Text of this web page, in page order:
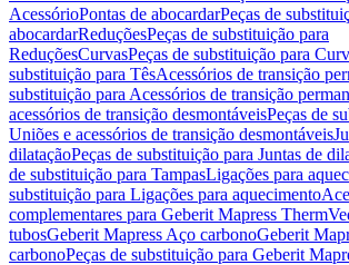
AcessórioPontas de abocardarPeças de
abocardarReduçõesPeças de substituição para
ReduçõesCurvasPeças de substituição para
substituição para TêsAcessórios de transição
substituição para Acessórios de transição
acessórios de transição desmontáveisPeças de
Uniões e acessórios de transição desmontáveis
dilataçãoPeças de substituição para Juntas de
de substituição para TampasLigações para
substituição para Ligações para aquecimento
complementares para Geberit Mapress Therm
tubosGeberit Mapress Aço carbonoGeberit
carbonoPeças de substituição para Geberit